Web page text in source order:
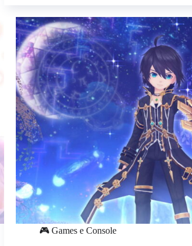
🎮 Games e Console